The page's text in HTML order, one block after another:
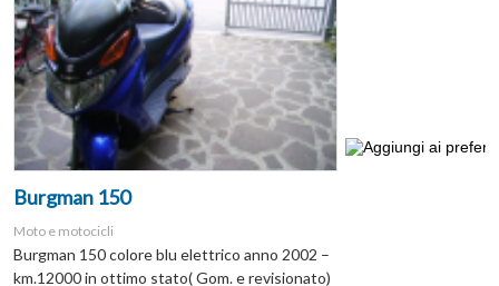
Burgman 150
Moto e motocicli
Burgman 150 colore blu elettrico anno 2002 –
km.12000 in ottimo stato( Gom. e revisionato)